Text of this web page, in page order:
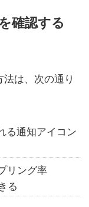
確認する
は、次の通り
る通知アイコン
リング率
る